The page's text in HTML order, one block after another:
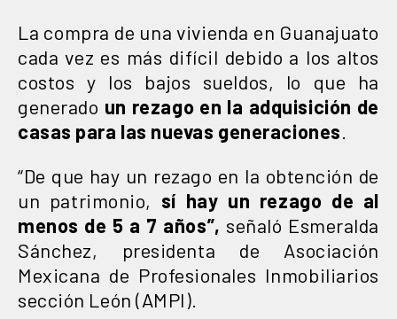
La compra de una vivienda en Guanajuato
cada vez es más difícil debido a los altos
costos y los bajos sueldos, lo que ha
generado un rezago en la adquisición de
casas para las nuevas generaciones
“De que hay un rezago en la obtención de
un patrimonio, sí hay un rezago de al
menos de 5 a 7 años”, señaló Esmeralda
Sánchez, presidenta de Asociación
Mexicana de Profesionales Inmobiliarios
sección León (AMPI).